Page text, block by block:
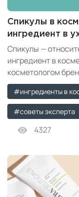
Спикулы в
ингредиент в
Спикулы —
ингредиент в
косметологом
#ингредиенты в
#советы эксперта
4327